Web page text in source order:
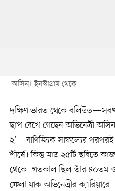
অসিন। ইনস্টাগ্রাম থেকে
দক্ষিণ ভারত থেকে
ছাপ রেখে গেছেন অভিনেত্রী
২’—বাণিজ্যিক সাফল্যের পরপরই
শীর্ষে। কিন্তু মাত্র ২৫টি ছবিতে
থেকে। গতকাল ছিল তাঁর ৪০তম
ফেলা যাক অভিনেত্রীর ক্যারিয়ারে।